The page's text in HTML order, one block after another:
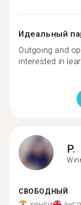
Идеальный
Outgoing and
interested in
P.
СВОБОДНЫЙ